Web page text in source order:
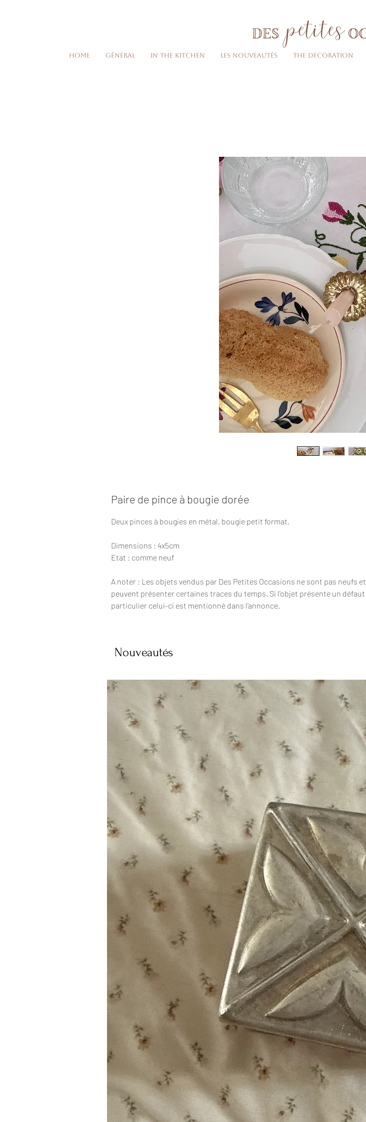
Home Général In the kitchen Les nouveautés The decoration
Paire de pince à bougie dorée
Deux pinces à bougies en métal, bougie petit format.
Dimensions : 4x5cm
Etat : comme neuf
A noter : Les objets vendus par Des Petites Occasions ne sont pas neufs et
peuvent présenter certaines traces du temps. Si l'objet présente un défaut
particulier celui-ci est mentionné dans l’annonce.
Nouveautés